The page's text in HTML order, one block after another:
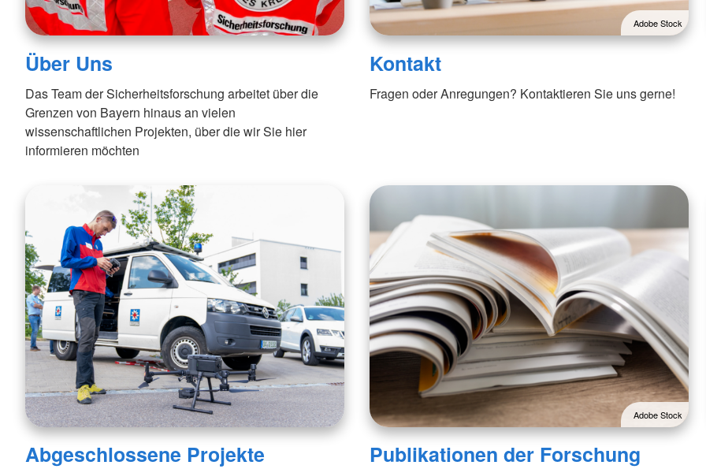
Über Uns
Das Team der Sicherheitsforschung arbeitet über die
Grenzen von Bayern hinaus an vielen
wissenschaftlichen Projekten, über die wir Sie hier
informieren möchten
Adobe Stock
Kontakt
Fragen oder Anregungen? Kontaktieren Sie uns gerne!
Abgeschlossene Projekte
Adobe Stock
Publikationen der Forschung